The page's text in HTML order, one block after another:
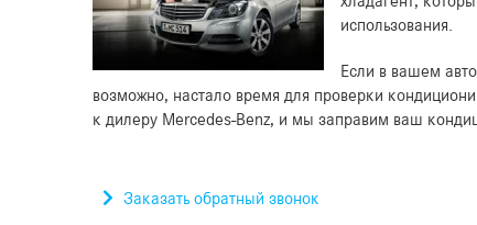
использования.
Если в вашем
возможно, настало время для проверки
к дилеру Mercedes-Benz, и мы заправим ваш
Заказать обратный звонок